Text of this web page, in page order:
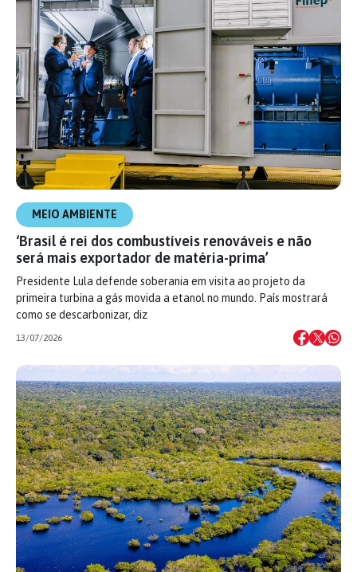
MEIO AMBIENTE
‘Brasil é rei dos combustíveis renováveis e não
será mais exportador de matéria-prima’
Presidente Lula defende soberania em visita ao projeto da
primeira turbina a gás movida a etanol no mundo. País mostrará
como se descarbonizar, diz
13/07/2026